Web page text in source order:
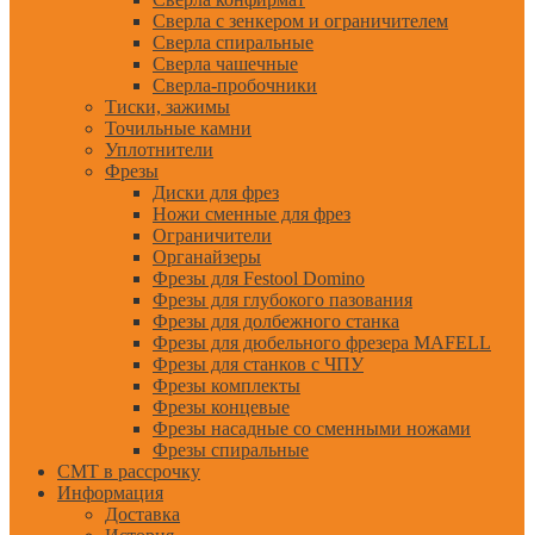
Сверла с зенкером и ограничителем
Сверла спиральные
Сверла чашечные
Сверла-пробочники
Тиски, зажимы
Точильные камни
Уплотнители
Фрезы
Диски для фрез
Ножи сменные для фрез
Ограничители
Органайзеры
Фрезы для Festool Domino
Фрезы для глубокого пазования
Фрезы для долбежного станка
Фрезы для дюбельного фрезера MAFELL
Фрезы для станков с ЧПУ
Фрезы комплекты
Фрезы концевые
Фрезы насадные со сменными ножами
Фрезы спиральные
CMT в рассрочку
Информация
Доставка